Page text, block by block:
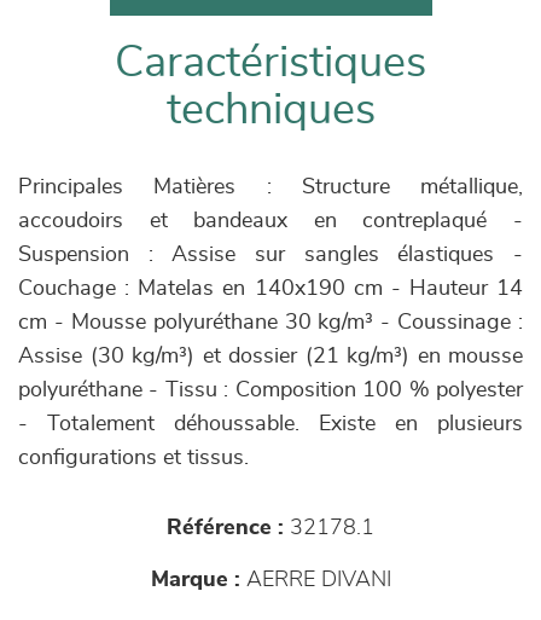
Caractéristiques
techniques
Principales Matières : Structure métallique,
accoudoirs et bandeaux en contreplaqué -
Suspension : Assise sur sangles élastiques -
Couchage : Matelas en 140x190 cm - Hauteur 14
cm - Mousse polyuréthane 30 kg/m³ - Coussinage :
Assise (30 kg/m³) et dossier (21 kg/m³) en mousse
polyuréthane - Tissu : Composition 100 % polyester
- Totalement déhoussable. Existe en plusieurs
configurations et tissus.
Référence : 32178.1
Marque : AERRE DIVANI